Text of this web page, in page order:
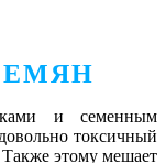
и семенным
токсичный
этому мешает